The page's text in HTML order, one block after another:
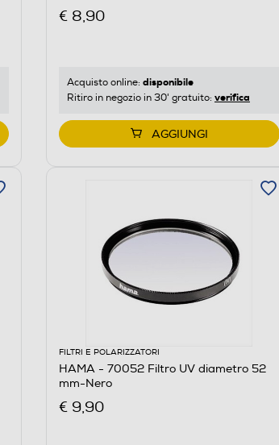
€ 8,90
Acquisto online: disponibile
Ritiro in negozio in 30' gratuito: verifica
AGGIUNGI
FILTRI E POLARIZZATORI
HAMA - 70052 Filtro UV diametro 52
mm-Nero
€ 9,90